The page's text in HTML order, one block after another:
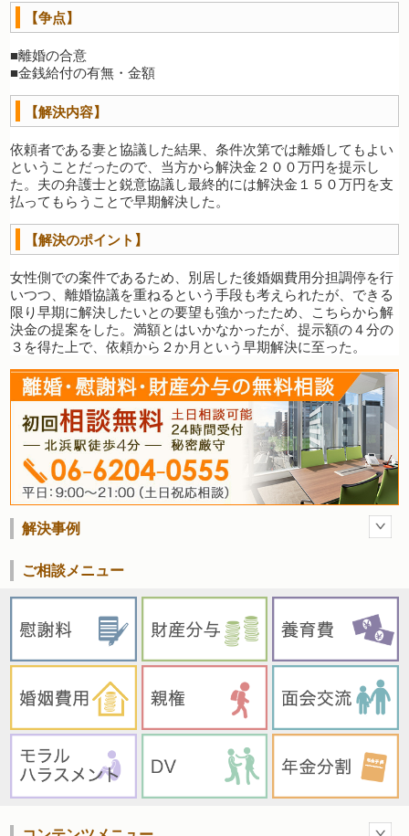
【争点】
■離婚の合意
■金銭給付の有無・金額
【解決内容】
依頼者である妻と協議した結果、条件次第では離婚してもよい
ということだったので、当方から解決金２００万円を提示し
た。夫の弁護士と鋭意協議し最終的には解決金１５０万円を支
払ってもらうことで早期解決した。
【解決のポイント】
女性側での案件であるため、別居した後婚姻費用分担調停を行
いつつ、離婚協議を重ねるという手段も考えられたが、できる
限り早期に解決したいとの要望も強かったため、こちらから解
決金の提案をした。満額とはいかなかったが、提示額の４分の
３を得た上で、依頼から２か月という早期解決に至った。
解決事例
ご相談メニュー